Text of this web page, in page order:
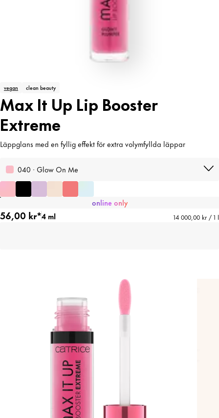
vegan clean beauty
Max It Up Lip Booster
Extreme
Läppglans med en fyllig effekt för extra volymfyllda läppar
040 · Glow On Me
online only
56,00 kr*4 ml 14 000,00 kr / 1 l